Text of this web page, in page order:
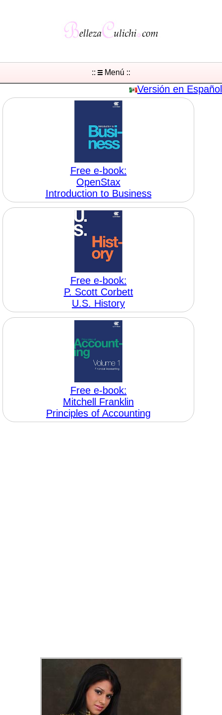
:: Menú ::
Versión en Español
Free e-book:
OpenStax
Introduction to Business
Free e-book:
P. Scott Corbett
U.S. History
Free e-book:
Mitchell Franklin
Principles of Accounting